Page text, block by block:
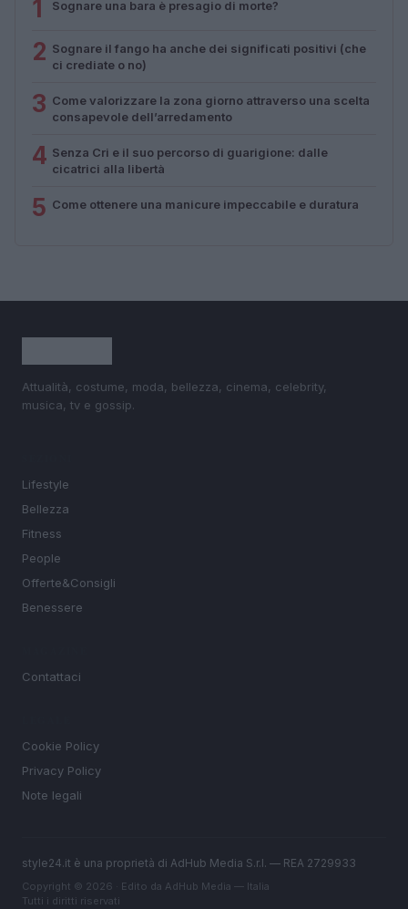
1 Sognare una bara è presagio di morte?
2 Sognare il fango ha anche dei significati positivi (che
ci crediate o no)
3 Come valorizzare la zona giorno attraverso una scelta
consapevole dell’arredamento
4 Senza Cri e il suo percorso di guarigione: dalle
cicatrici alla libertà
5 Come ottenere una manicure impeccabile e duratura
Attualità, costume, moda, bellezza, cinema, celebrity,
musica, tv e gossip.
Lifestyle
Bellezza
Fitness
People
Offerte&Consigli
Benessere
Contattaci
Cookie Policy
Privacy Policy
Note legali
style24.it è una proprietà di AdHub Media S.r.l. — REA 2729933
Copyright © 2026 · Edito da AdHub Media — Italia
Tutti i diritti riservati